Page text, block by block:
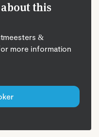
this
&
more information